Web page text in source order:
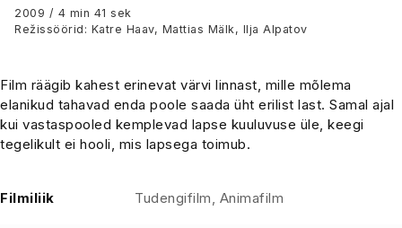
2009 / 4 min 41 sek
Režissöörid: Katre Haav, Mattias Mälk, Ilja Alpatov
Film räägib kahest erinevat värvi linnast, mille mõlema
elanikud tahavad enda poole saada üht erilist last. Samal ajal
kui vastaspooled kemplevad lapse kuuluvuse üle, keegi
tegelikult ei hooli, mis lapsega toimub.
Filmiliik Tudengifilm, Animafilm